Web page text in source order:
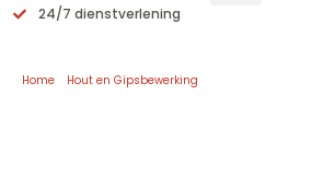
24/7 dienstverlening
Home Hout en Gipsbewerking